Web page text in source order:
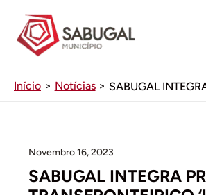
conteúdo
Início Notícias
Novembro 16, 2023
SABUGAL INTEGRA